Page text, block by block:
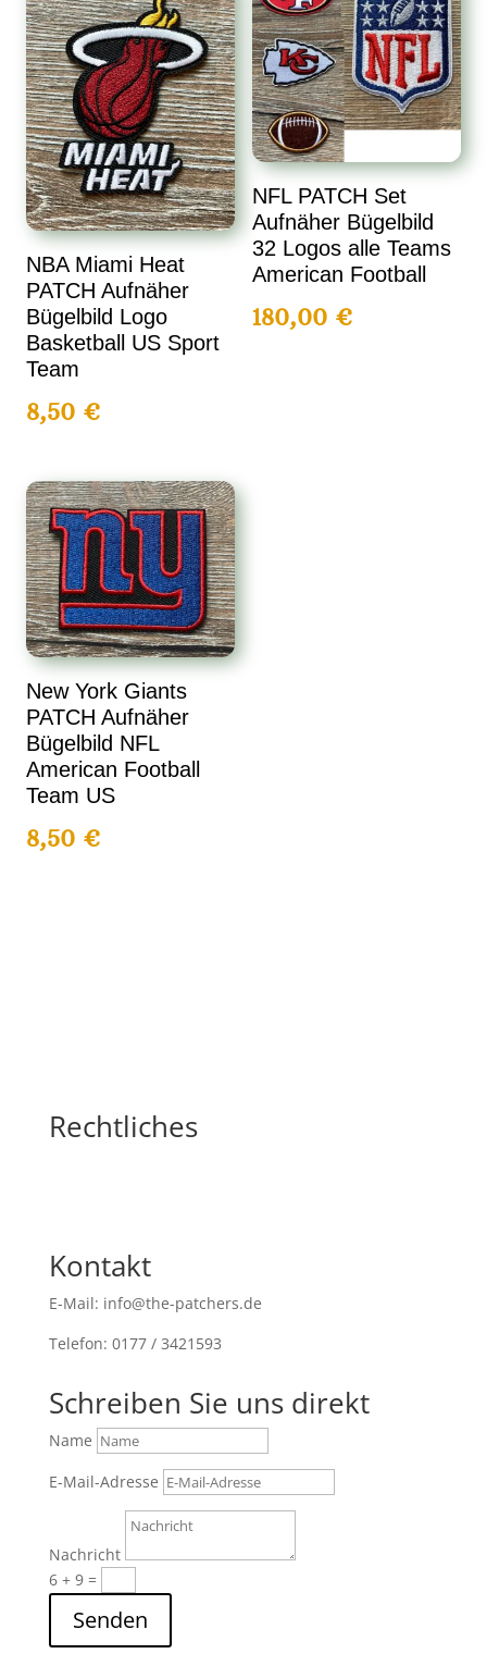
NBA Miami Heat
PATCH Aufnäher
Bügelbild Logo
Basketball US Sport
Team
8,50€
NFL PATCH Set
Aufnäher Bügelbild
32 Logos alle Teams
American Football
180,00 €
New York Giants
PATCH Aufnäher
Bügelbild NFL
American Football
Team US
8,50€
Rechtliches
Kontakt
E-Mail: info@the-patchers.de
Telefon: 0177 / 3421593
Schreiben Sie uns direkt
Name
E-Mail-Adresse
Nachricht
6 + 9=
Senden